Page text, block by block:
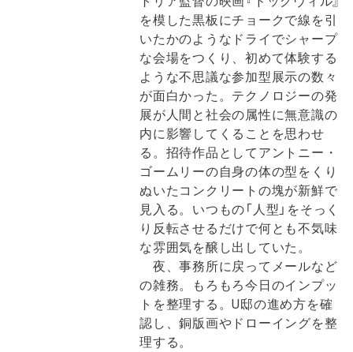
を模した黒板にチョークで線を引
いたかのようなドライでシャープ
な会場をつくり、初めて体験する
ような不思議な参加型展示の数々
が面白かった。テクノロジーの発
展が人間と社会の属性に無意識の
内に影響してくることを思わせ
る。招待作品としてアントニー・
ゴームリーの自身の体の型をくり
ぬいたコンクリートの塊が新鮮で
見入る。いつもの「人型」をそっく
り反転させるだけで何とも不気味
な雰囲気を醸し出していた。
夜、事務所に戻ってメールなど
の雑務。もろもろ今日のインプッ
トを整理する。U邸の進め方を確
認し、銅版画やドローイングを整
理する。